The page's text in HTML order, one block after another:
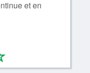
et en
*
0/4